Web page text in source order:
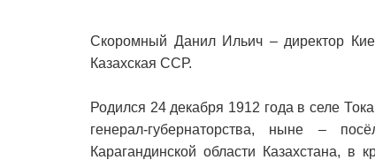
Скоромный Данил Ильич – директор
Казахская ССР.
Родился 24 декабря 1912 года в селе
генерал-губернаторства, ныне –
Карагандинской области Казахстана, в